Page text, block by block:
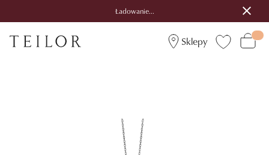
Ładowanie...
Sklepy